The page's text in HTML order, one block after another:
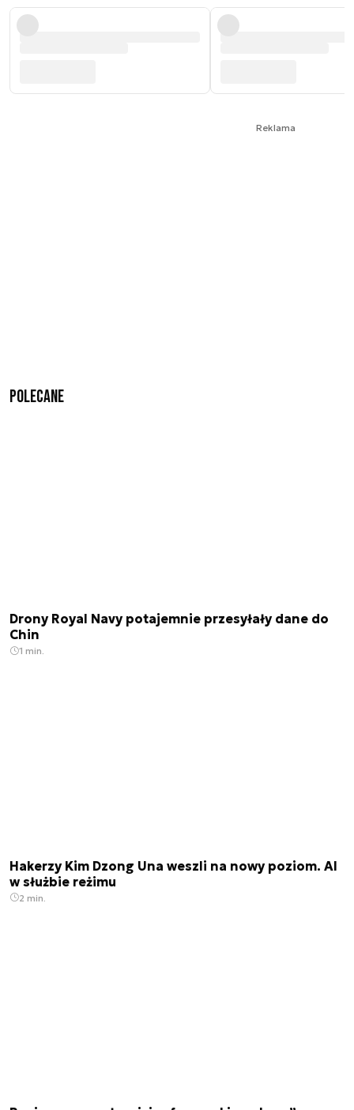
Reklama
Polecane
Drony Royal Navy potajemnie przesyłały dane do
Chin
1 min.
Hakerzy Kim Dzong Una weszli na nowy poziom. AI
w służbie reżimu
2 min.